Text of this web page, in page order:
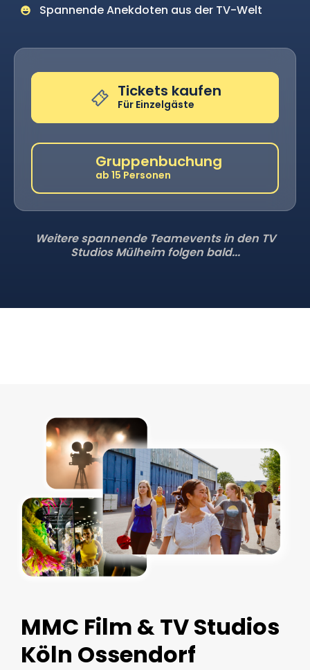
Spannende Anekdoten aus der TV-Welt
Tickets kaufen
Für Einzelgäste
Gruppenbuchung
ab 15 Personen
Gruppenbuchung
ab 15 Personen
Weitere spannende Teamevents in den TV
Studios Mülheim folgen bald...
MMC Film & TV Studios
Köln Ossendorf